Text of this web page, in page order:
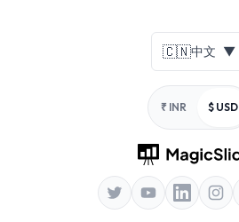
🇨🇳中文 ▼
₹ INR $ USD